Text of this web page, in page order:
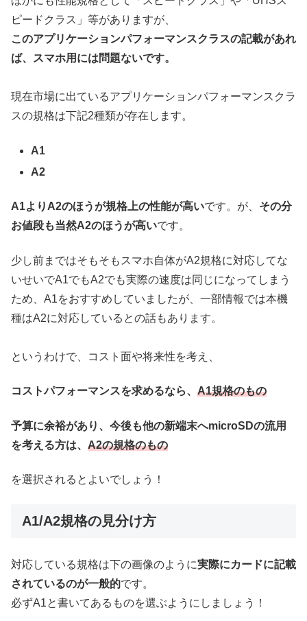
ピードクラス」等がありますが、
このアプリケーションパフォーマンスクラスの記載があれ
ば、スマホ用には問題ないです。
現在市場に出ているアプリケーションパフォーマンスクラ
スの規格は下記2種類が存在します。
A1
A2
A1よりA2のほうが規格上の性能が高いです。が、 その分
お値段も当然A2のほうが高いです。
少し前まではそもそもスマホ自体がA2規格に対応してな
いせいでA1でもA2でも実際の速度は同じになってしまう
ため、A1をおすすめしていましたが、一部情報では本機
種はA2に対応しているとの話もあります。
というわけで、コスト面や将来性を考え、
コストパフォーマンスを求めるなら、 A1規格のもの
予算に余裕があり、今後も他の新端末へmicroSDの流用
を考える方は、 A2の規格のもの
を選択されるとよいでしょう！
A1/A2規格の見分け方
対応している規格は下の画像のように実際にカードに記載
されているのが一般的です。
必ずA1と書いてあるものを選ぶようにしましょう！